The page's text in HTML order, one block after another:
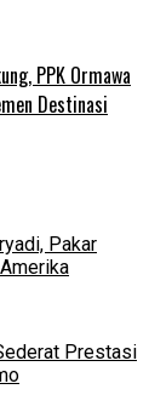
PPK Ormawa
Destinasi
Pakar
Prestasi